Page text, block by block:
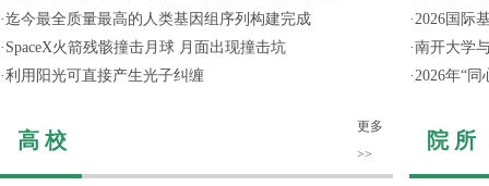
·迄今最全质量最高的人类基因组序列构建完成
· SpaceX火箭残骸撞击月球 月面出现撞击坑
·利用阳光可直接产生光子纠缠
高 校
更多
>>
·2026国际
·南开大学
·2026年“
院 所